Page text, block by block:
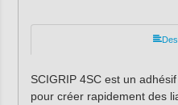
SCIGRIP 4SC est un
pour créer rapidement des